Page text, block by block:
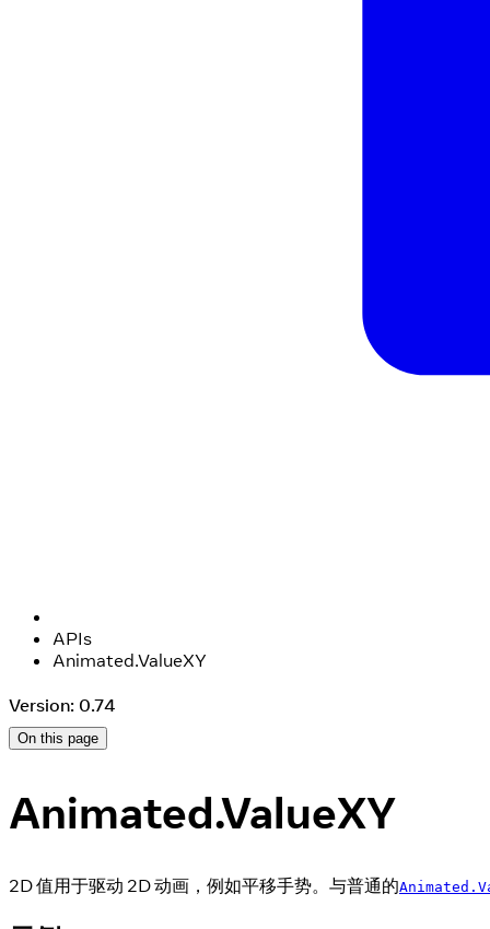
APIs
Animated.ValueXY
Version: 0.74
On this page
Animated.ValueXY
2D 值用于驱动 2D 动画，例如平移手势。与普通的